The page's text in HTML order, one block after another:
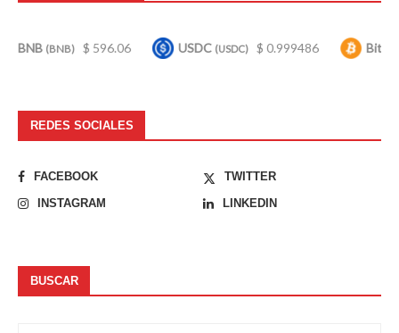
$ 596.06 USDC(USDC) $ 0.999486 Bitcoin (BTC)
REDES SOCIALES
FACEBOOK
TWITTER
INSTAGRAM
LINKEDIN
BUSCAR